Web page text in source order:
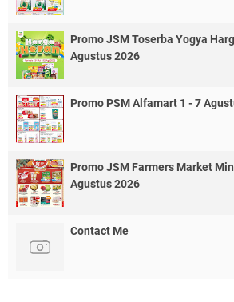
Promo JSM Toserba Yogya
Agustus 2026
Promo PSM Alfamart 1 - 7
Promo JSM Farmers Market
Agustus 2026
Contact Me